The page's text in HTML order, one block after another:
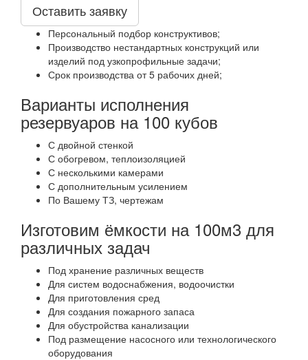
Оставить заявку
Персональный подбор конструктивов;
Производство нестандартных конструкций или
изделий под узкопрофильные задачи;
Срок производства от 5 рабочих дней;
Варианты исполнения
резервуаров на 100 кубов
С двойной стенкой
С обогревом, теплоизоляцией
С несколькими камерами
С дополнительным усилением
По Вашему ТЗ, чертежам
Изготовим ёмкости на 100м3 для
различных задач
Под хранение различных веществ
Для систем водоснабжения, водоочистки
Для приготовления сред
Для создания пожарного запаса
Для обустройства канализации
Под размещение насосного или технологического
оборудования